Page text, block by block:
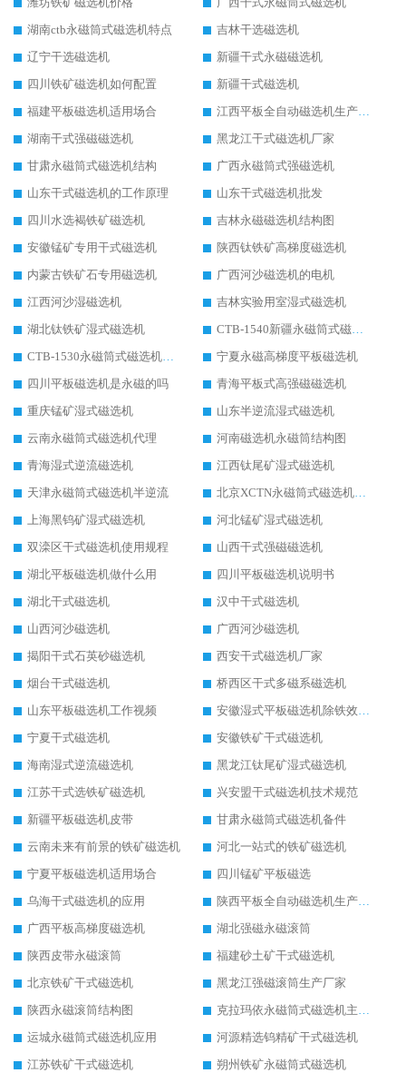
湖南ctb永磁筒式磁选机特点
吉林干选磁选机
辽宁干选磁选机
新疆干式永磁磁选机
四川铁矿磁选机如何配置
新疆干式磁选机
福建平板磁选机适用场合
江西平板全自动磁选机生产厂家
湖南干式强磁磁选机
黑龙江干式磁选机厂家
甘肃永磁筒式磁选机结构
广西永磁筒式强磁选机
山东干式磁选机的工作原理
山东干式磁选机批发
四川水选褐铁矿磁选机
吉林永磁磁选机结构图
安徽锰矿专用干式磁选机
陕西钛铁矿高梯度磁选机
内蒙古铁矿石专用磁选机
广西河沙磁选机的电机
江西河沙湿磁选机
吉林实验用室湿式磁选机
湖北钛铁矿湿式磁选机
CTB-1540新疆永磁筒式磁选机
CTB-1530永磁筒式磁选机代理商
宁夏永磁高梯度平板磁选机
四川平板磁选机是永磁的吗
青海平板式高强磁磁选机
重庆锰矿湿式磁选机
山东半逆流湿式磁选机
云南永磁筒式磁选机代理
河南磁选机永磁筒结构图
青海湿式逆流磁选机
江西钛尾矿湿式磁选机
天津永磁筒式磁选机半逆流
北京XCTN永磁筒式磁选机磁块位置
上海黑钨矿湿式磁选机
河北锰矿湿式磁选机
双滦区干式磁选机使用规程
山西干式强磁磁选机
湖北平板磁选机做什么用
四川平板磁选机说明书
湖北干式磁选机
汉中干式磁选机
山西河沙磁选机
广西河沙磁选机
揭阳干式石英砂磁选机
西安干式磁选机厂家
烟台干式磁选机
桥西区干式多磁系磁选机
山东平板磁选机工作视频
安徽湿式平板磁选机除铁效果怎么样
宁夏干式磁选机
安徽铁矿干式磁选机
海南湿式逆流磁选机
黑龙江钛尾矿湿式磁选机
江苏干式选铁矿磁选机
兴安盟干式磁选机技术规范
新疆平板磁选机皮带
甘肃永磁筒式磁选机备件
云南未来有前景的铁矿磁选机
河北一站式的铁矿磁选机
宁夏平板磁选机适用场合
四川锰矿平板磁选
乌海干式磁选机的应用
陕西平板全自动磁选机生产厂家
广西平板高梯度磁选机
湖北强磁永磁滚筒
陕西皮带永磁滚筒
福建砂土矿干式磁选机
北京铁矿干式磁选机
黑龙江强磁滚筒生产厂家
陕西永磁滚筒结构图
克拉玛依永磁筒式磁选机主要技术参数
运城永磁筒式磁选机应用
河源精选钨精矿干式磁选机
江苏铁矿干式磁选机
朔州铁矿永磁筒式磁选机